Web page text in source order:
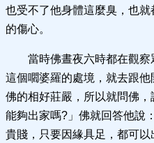
也受不了他身體這麼臭，也
的傷心。
當時佛晝夜六時都在觀察
這個嚪婆羅的處境，就去跟
佛的相好莊嚴，所以就問佛
能夠出家嗎?」佛就回答他說
貴賤，只要因緣具足，都可